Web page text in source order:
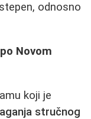
odnosno
Novom
koji je
stručnog